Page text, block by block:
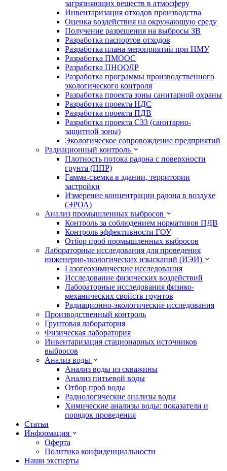
загрязняющих веществ в атмосферу
Инвентаризация отходов производства
Оценка воздействия на окружающую среду
Получение разрешения на выбросы ЗВ
Разработка паспортов отходов
Разработка плана мероприятий при НМУ
Разработка ПМООС
Разработка ПНООЛР
Разработка программы производственного
экологического контроля
Разработка проекта зоны санитарной охраны
Разработка проекта НДС
Разработка проекта ПДВ
Разработка проекта СЗЗ (санитарно-
защитной зоны)
Экологическое сопровождение предприятий
Радиационный контроль
Плотность потока радона с поверхности
грунта (ППР)
Гамма-съемка в здании, территории
застройки
Измерение концентрации радона в воздухе
(ЭРОА)
Анализ промышленных выбросов
Контроль за соблюдением нормативов ПДВ
Контроль эффективности ГОУ
Отбор проб промышленных выбросов
Лабораторные исследования для проведения
инженерно-экологических изысканий (ИЭИ)
Газогеохимические исследования
Исследование физических воздействий
Лабораторные исследования физико-
механических свойств грунтов
Радиационно-экологические исследования
Производственный контроль
Грунтовая лаборатория
Физическая лаборатория
Инвентаризация стационарных источников
выбросов
Анализ воды
Анализ воды из скважины
Анализ питьевой воды
Отбор проб воды
Радиологические анализы воды
Химические анализы воды: показатели и
порядок проведения
Статьи
Информация
Оферта
Политика конфиденциальности
Наши эксперты